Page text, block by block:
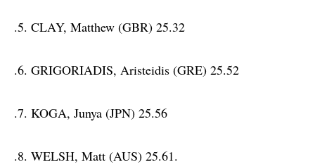
.5. CLAY, Matthew (GBR) 25.32
.6. GRIGORIADIS, Aristeidis (GRE) 25.52
.7. KOGA, Junya (JPN) 25.56
.8. WELSH, Matt (AUS) 25.61.